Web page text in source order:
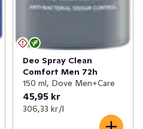
Deo Spray Clean
Comfort Men 72h
150 ml, Dove Men+Care
45,95 kr
306,33 kr /l